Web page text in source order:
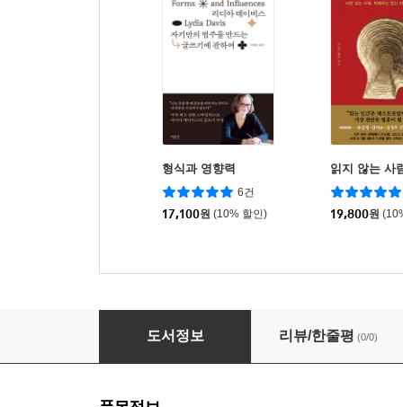
형식과 영향력
6건
17,100원 (10% 할인)
읽지 않는 사
19,800원
미셸 푸코의 말
도서정보 리뷰/한줄평 (0/0)